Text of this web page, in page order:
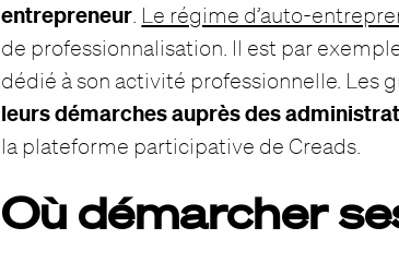
entrepreneur Le régime d’auto-
de professionnalisation. Il est par
dédié à son activité professionnelle. Les
leurs démarches auprès des
la plateforme participative de Creads.
Où démarcher